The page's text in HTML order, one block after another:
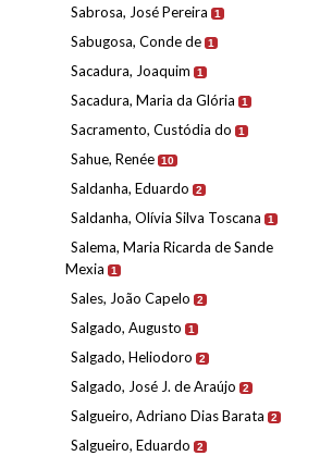
Sabrosa, José Pereira 1
Sabugosa, Conde de 1
Sacadura, Joaquim 1
Sacadura, Maria da Glória 1
Sacramento, Custódia do 1
Sahue, Renée 10
Saldanha, Eduardo 2
Saldanha, Olívia Silva Toscana 1
Salema, Maria Ricarda de Sande
Mexia
1
Sales, João Capelo 2
Salgado, Augusto 1
Salgado, Heliodoro 2
Salgado, José J. de Araújo 2
Salgueiro, Adriano Dias Barata 2
Salgueiro, Eduardo 2